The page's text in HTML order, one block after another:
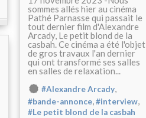
sommes allés hier au cinéma
Pathé Parnasse qui passait le
tout dernier film d'Alexandre
Arcady, Le petit blond de la
casbah. Ce cinéma a été l'objet
de gros travaux l'an dernier
qui ont transformé ses salles
en salles de relaxation...
#Alexandre Arcady,
#bande-annonce,#interview,
#Le petit blond de la casbah